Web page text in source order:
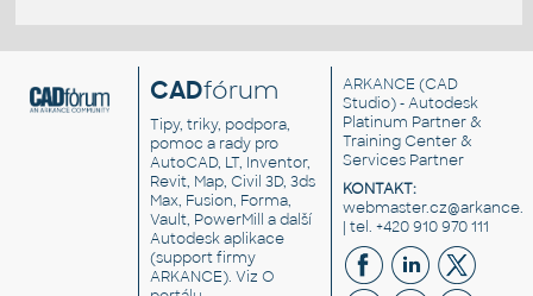
CADfórum
Tipy, triky, podpora,
pomoc a rady pro
AutoCAD, LT, Inventor,
Revit, Map, Civil 3D, 3ds
Max, Fusion, Forma,
Vault, PowerMill a další
Autodesk aplikace
(support firmy
ARKANCE). VizO
ARKANCE (CAD
Studio) - Autodesk
Platinum Partner &
Training Center &
Services Partner
KONTAKT:
| tel. +420 910 970 111